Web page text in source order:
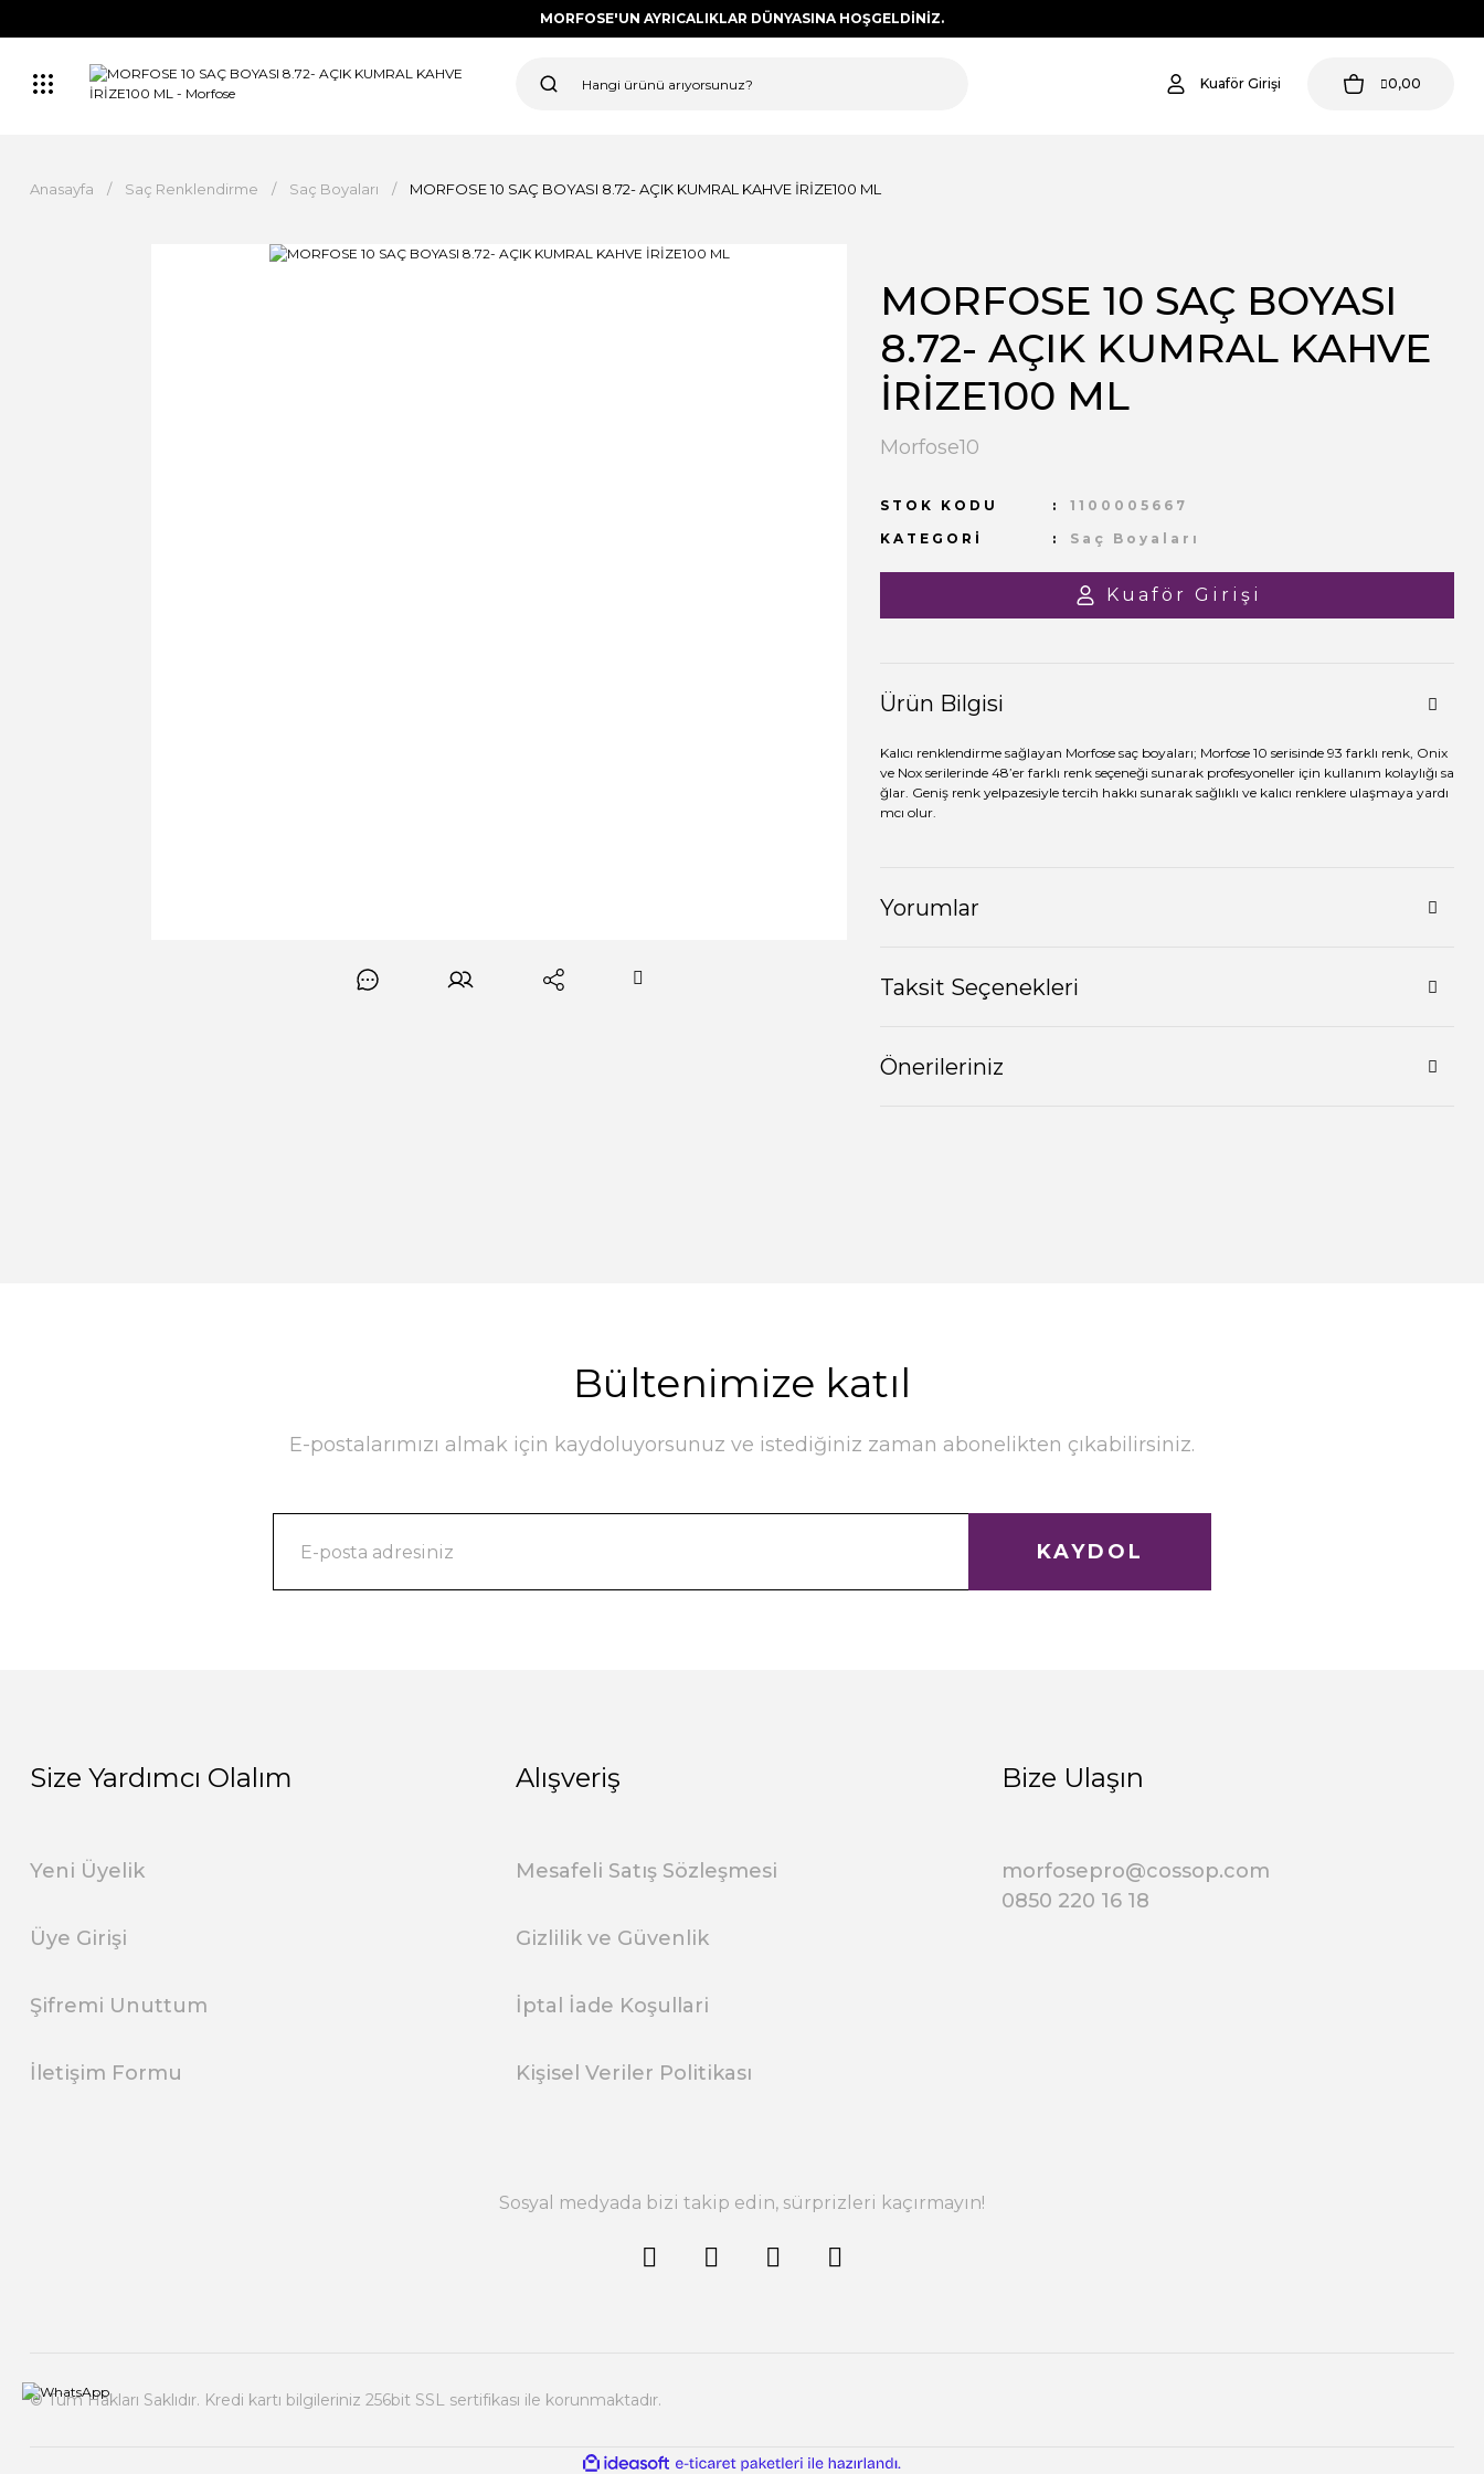
MORFOSE'UN AYRICALIKLAR DÜNYASINA HOŞGELDİNİZ.
Kuaför Girişi 0,00
Anasayfa Saç Renklendirme Saç Boyaları MORFOSE 10 SAÇ BOYASI 8.72- AÇIK KUMRAL KAHVE İRİZE100 ML
MORFOSE 10 SAÇ BOYASI
8.72- AÇIK KUMRAL KAHVE
İRİZE100 ML
Morfose10
STOK KODU
1100005667
KATEGORI
Saç Boyaları
Kuaför Girişi
Ürün Bilgisi
Kalıcı renklendirme sağlayan Morfose saç boyaları; Morfose 10 serisinde 93 farklı renk, Onix
ve Nox serilerinde 48’er farklı renk seçeneği sunarak profesyoneller için kullanım kolaylığı sa
ğlar. Geniş renk yelpazesiyle tercih hakkı sunarak sağlıklı ve kalıcı renklere ulaşmaya yardı
mcı olur.
Yorumlar
Taksit Seçenekleri
Önerileriniz
Bültenimize katıl
E-postalarımızı almak için kaydoluyorsunuz ve istediğiniz zaman abonelikten çıkabilirsiniz.
KAYDOL
Size Yardımcı Olalım
Yeni Üyelik
Üye Girişi
Şifremi Unuttum
İletişim Formu
Alışveriş
Mesafeli Satış Sözleşmesi
Gizlilik ve Güvenlik
İptal İade Koşullari
Kişisel Veriler Politikası
Bize Ulaşın
morfosepro@cossop.com
0850 220 16 18
Sosyal medyada bizi takip edin, sürprizleri kaçırmayın!
© Tüm Hakları Saklıdır. Kredi kartı bilgileriniz 256bit SSL sertifikası ile korunmaktadır.
ideasoft e-